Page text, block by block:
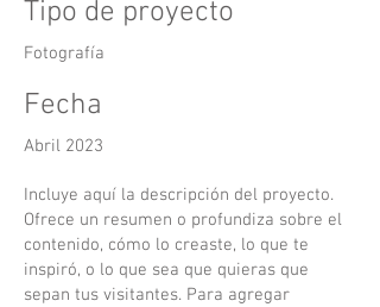
Tipo de proyecto
Fotografía
Fecha
Abril 2023
Incluye aquí la descripción del proyecto.
Ofrece un resumen o profundiza sobre el
contenido, cómo lo creaste, lo que te
inspiró, o lo que sea que quieras que
sepan tus visitantes. Para agregar